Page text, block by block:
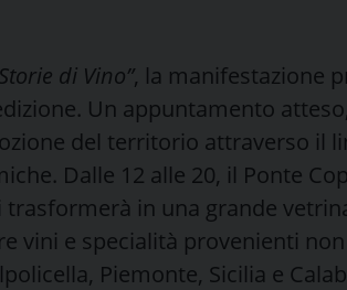
Storie di Vino”, la manifestazione
Un appuntamento
del territorio attraverso il
Dalle 12 alle 20, il Ponte
in una grande
vini e specialità provenienti
Piemonte, Sicilia e